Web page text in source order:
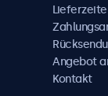
Angebot
Kontakt